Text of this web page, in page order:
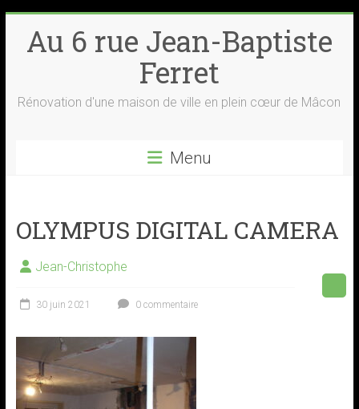
content
Au 6 rue Jean-Baptiste
Ferret
Rénovation d'une maison de ville en plein cœur de Mâcon
Menu
OLYMPUS DIGITAL CAMERA
Jean-Christophe
30 juin 2021 0 commentaire